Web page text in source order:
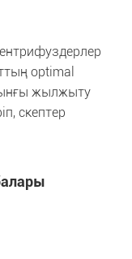
optimal
жылжыту
скептер